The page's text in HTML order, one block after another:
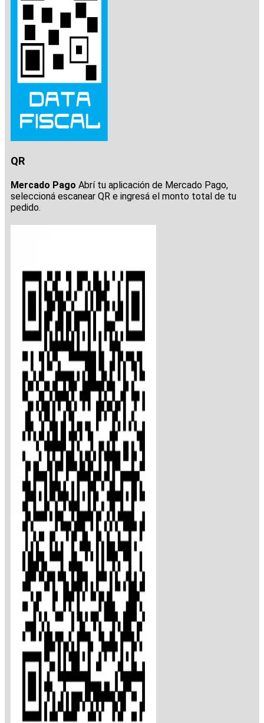
QR
Mercado Pago Abrí tu aplicación de Mercado Pago,
seleccioná escanear QR e ingresá el monto total de tu
pedido.